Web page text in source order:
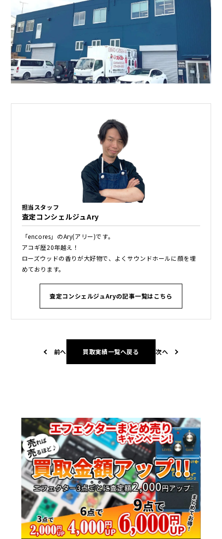
担当スタッフ
査定コンシェルジュAry
「encores」のAry(アリー)です。
アコギ歴20年越え！
ローズウッドの香りが大好物で、よくサウンドホールに顔を埋
めております。
査定コンシェルジュAryの記事一覧はこちら
前へ 買取実績一覧へ戻る 次へ